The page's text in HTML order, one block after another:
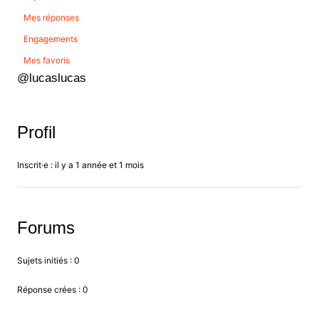
Mes réponses
Engagements
Mes favoris
@lucaslucas
Profil
Inscrit·e : il y a 1 année et 1 mois
Forums
Sujets initiés : 0
Réponse crées : 0